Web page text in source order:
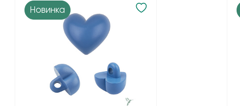
Новинка